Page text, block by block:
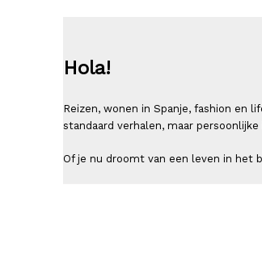
Hola!
Reizen, wonen in Spanje, fashion en
standaard verhalen, maar
Of je nu droomt van een leven in het